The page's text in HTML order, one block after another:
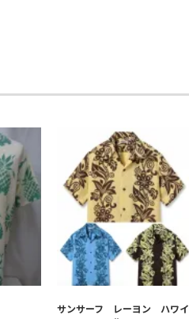
サンサーフ レーヨン ハワイ